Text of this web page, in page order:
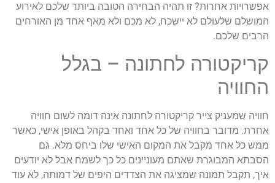
אפשרויות אחרות? זו תהיה הבחירה הטובה ביותר שלכם לאירוע
המושלם שלעולם לא יישכח, לא מכם ולא מאף אחד מן האורחים
הרבים שלכם.
קריקטורה לחתונה – בגלל
החוויה
חוויה שמעניק צייר קריקטורה לחתונה אינה דומה לשום חוויה
אחרת. מדובר בחוויה של כל אחד ואחד בקהל באופן אישי, כאשר
ממש כל אחד מקבל את המקום האישי שלו ביחס מלא. גם
הסבתא המבוגרת שאתם מעוניינים כל כך לשמח אבל לא יודעים
איך, תקבל תמונה שמציגה את הצדדים היפים של דמותה, לא עוד